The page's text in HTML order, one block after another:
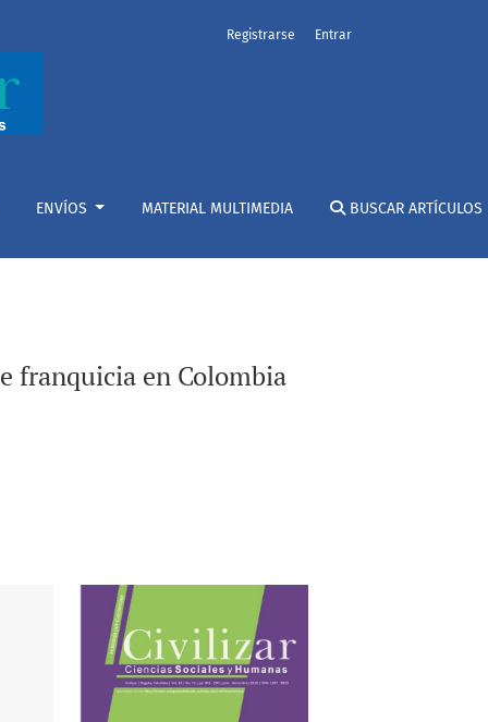
ENVÍOS MATERIAL MULTIMEDIA BUSCAR ARTÍCULOS
Registrarse Entrar
franquicia en Colombia